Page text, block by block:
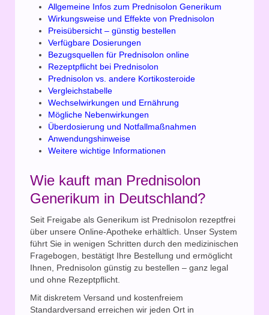
Allgemeine Infos zum Prednisolon Generikum
Wirkungsweise und Effekte von Prednisolon
Preisübersicht – günstig bestellen
Verfügbare Dosierungen
Bezugsquellen für Prednisolon online
Rezeptpflicht bei Prednisolon
Prednisolon vs. andere Kortikosteroide
Vergleichstabelle
Wechselwirkungen und Ernährung
Mögliche Nebenwirkungen
Überdosierung und Notfallmaßnahmen
Anwendungshinweise
Weitere wichtige Informationen
Wie kauft man Prednisolon
Generikum in Deutschland?
Seit Freigabe als Generikum ist Prednisolon rezeptfrei
über unsere Online-Apotheke erhältlich. Unser System
führt Sie in wenigen Schritten durch den medizinischen
Fragebogen, bestätigt Ihre Bestellung und ermöglicht
Ihnen, Prednisolon günstig zu bestellen – ganz legal
und ohne Rezeptpflicht.
Mit diskretem Versand und kostenfreiem
Standardversand erreichen wir jeden Ort in